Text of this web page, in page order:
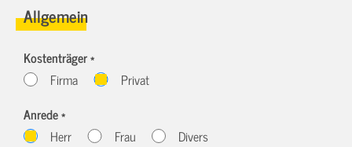
Allgemein
Kostenträger *
Firma
Privat
Anrede *
Herr
Frau Divers